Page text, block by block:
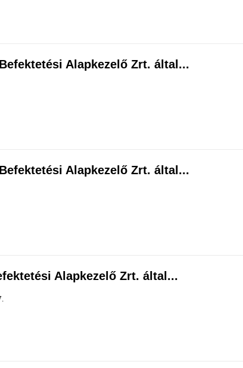
Alapkezelő Zrt. által...
Alapkezelő Zrt. által...
Alapkezelő Zrt. által...